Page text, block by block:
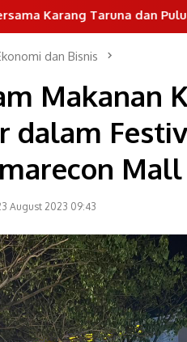
dan Puluhan Komunitas
dan Bisnis
Makanan
dalam
August 2023 09:43